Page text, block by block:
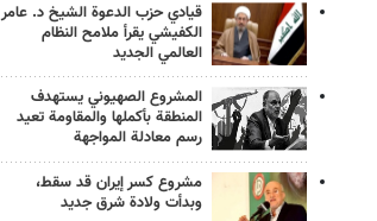
قيادي حزب الدعوة الشيخ د. عامر
الكفيشي يقرأ ملامح النظام
العالمي الجديد
المشروع الصهيوني يستهدف
المنطقة بأكملها والمقاومة تعيد
رسم معادلة المواجهة
مشروع كسر إيران قد سقط،
وبدأت ولادة شرق جديد